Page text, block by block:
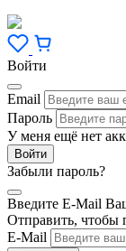
Войти
Email
Пароль
У меня ещё нет
Забыли пароль?
Введите E-Mail
Отправить, чтобы
E-Mail